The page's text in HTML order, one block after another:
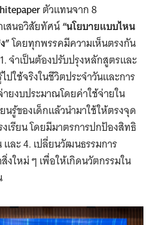
ตัวแทนจาก 8
เสนอวิสัยทัศน์“นโยบายแบบไหน
”โดยทุกพรรคมีความเห็นตรงกัน
จำเป็นต้องปรับปรุงหลักสูตรและ
ปใช้จริงในชีวิตประจำวันและการ
ายงบประมาณโดยค่าใช้จ่ายใน
นรู้ของเด็กแล้วนำมาใช้ให้ตรงจุด
เรียน โดยมีมาตรการปกป้องสิทธิ
และ 4. เปลี่ยนวัฒนธรรมการ
งใหม่ ๆ เพื่อให้เกิดนวัตกรรมใน